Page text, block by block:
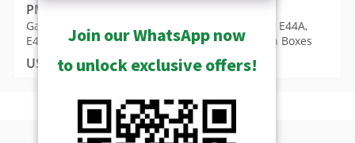
PMAX-0806
Gang Box Converter (for B4x, E39, E44, E45, E46, E44A,
E45A, E46A), supports 4" Round and 4" Octagon Boxes
USD $33.00
製品プロフィール
保管されたものを見る
Product SpecificationsVideos
MSRP in United States
Join our WhatsApp now
to unlock exclusive offers!